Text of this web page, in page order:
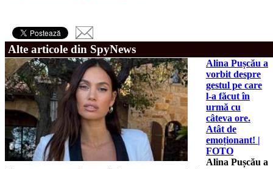
Alte articole din SpyNews
Alina Pușcău a
vorbit despre
gestul pe care
l-a făcut în
urmă cu
câteva ore.
Atât de
emoționant! |
FOTO
Alina Pușcău a